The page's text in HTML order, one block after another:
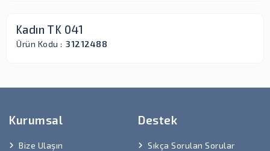
Kadın TK 041
Ürün Kodu : 31212488
Kurumsal
Bize Ulaşın
Destek
Sıkça Sorulan Sorular